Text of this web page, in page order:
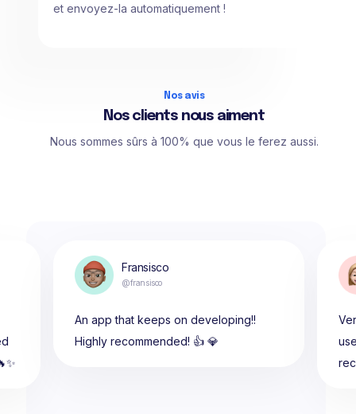
et envoyez-la automatiquement !
Nos avis
Nos clients nous aiment
Nous sommes sûrs à 100% que vous le ferez aussi.
Fransisco
@fransisco
An app that keeps on developing!!
Highly recommended! 👍 💎